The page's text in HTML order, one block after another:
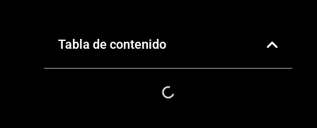
Tabla de contenido